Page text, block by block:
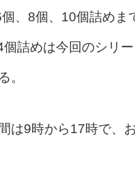
、8個、10個詰めま
詰めは今回のシリー
。
は9時から17時で、